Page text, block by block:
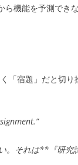
機能を予測でき
「宿題」だと切り
。それは**『研究